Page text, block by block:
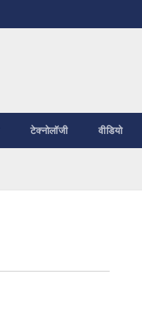
टेक्नोलॉजी वीडियो